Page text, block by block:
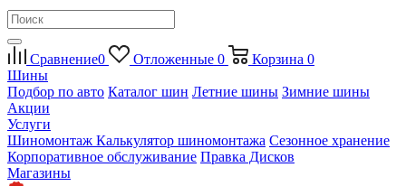
Сравнение0 Отложенные 0 Корзина 0
Шины
Подбор по авто Каталог шин Летние шины Зимние шины
Акции
Услуги
Шиномонтаж Калькулятор шиномонтажа Сезонное хранение
Корпоративное обслуживание Правка Дисков
Магазины